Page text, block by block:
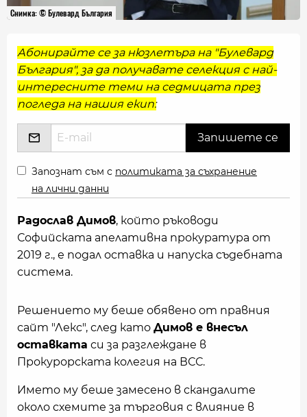
Снимка: © Булевард България
Абонирайте се за нюзлетъра на "Булевард
България", за да получавате селекция с най-
интересните теми на седмицата през
погледа на нашия екип:
Запознат съм с политиката за съхранение
на лични данни
Радослав Димов, който ръководи
Софийската апелативна прокуратура от
2019 г., е подал оставка и напуска съдебната
система.
Решението му беше обявено от правния
сайт "Лекс", след като Димов е внесъл
оставката си за разглеждане в
Прокурорската колегия на ВСС.
Името му беше замесено в скандалите
около схемите за търговия с влияние в